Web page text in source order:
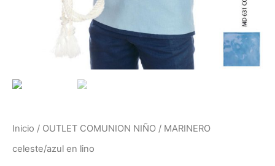
Inicio / OUTLET COMUNION NIÑO / MARINERO
celeste/azul en lino